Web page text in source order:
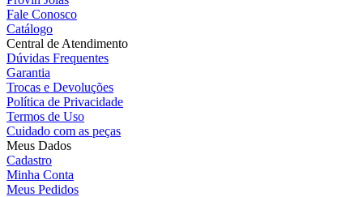
Fale Conosco
Catálogo
Central de Atendimento
Dúvidas Frequentes
Garantia
Trocas e Devoluções
Política de Privacidade
Termos de Uso
Cuidado com as peças
Meus Dados
Cadastro
Minha Conta
Meus Pedidos